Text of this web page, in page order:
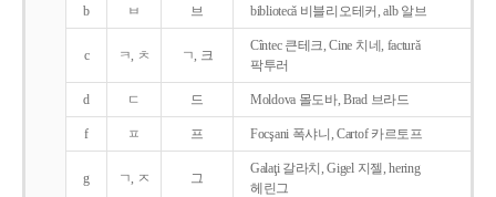
b ㅂ 브 bibliotecǎ 비블리오테커, alb 알브
c ㅋ, ㅊ ㄱ, 크
Cîntec 큰테크, Cine 치네, facturǎ
팍투러
d ㄷ 드 Moldova 몰도바, Brad 브라드
f ㅍ 프 Focşani 폭샤니, Cartof 카르토프
g ㄱ, ㅈ 그
Galaţi 갈라치, Gigel 지젤, hering
헤린그